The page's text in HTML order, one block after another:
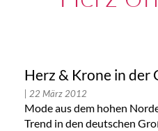
Herz & Krone in der
| 22 März 2012
Mode aus dem hohen
Trend in den deutschen